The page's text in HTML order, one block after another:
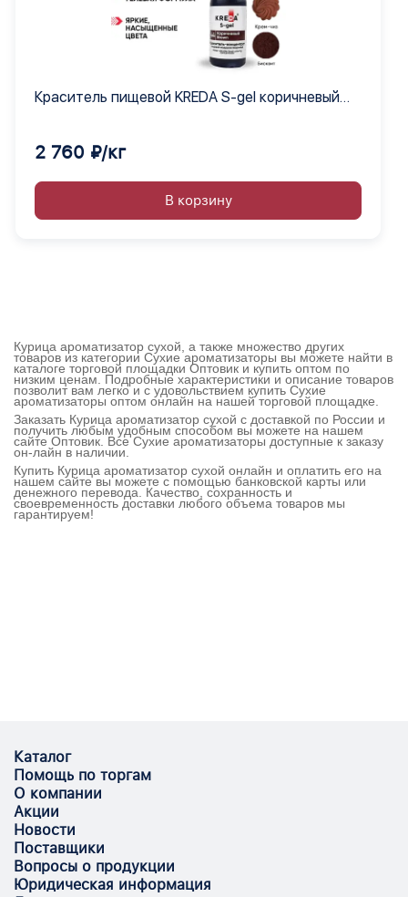
Краситель пищевой KREDA S-gel коричневый
2 760 ₽/кг
В корзину
Курица ароматизатор сухой, а также множество других
товаров из категории Сухие ароматизаторы вы можете найти в
каталоге торговой площадки Оптовик и купить оптом по
низким ценам. Подробные характеристики и описание товаров
позволит вам легко и с удовольствием купить Сухие
ароматизаторы оптом онлайн на нашей торговой площадке.
Заказать Курица ароматизатор сухой с доставкой по России и
получить любым удобным способом вы можете на нашем
сайте Оптовик. Все Сухие ароматизаторы доступные к заказу
он-лайн в наличии.
Купить Курица ароматизатор сухой онлайн и оплатить его на
нашем сайте вы можете с помощью банковской карты или
денежного перевода. Качество, сохранность и
своевременность доставки любого объема товаров мы
гарантируем!
Каталог
Помощь по торгам
О компании
Акции
Новости
Поставщики
Вопросы о продукции
Юридическая информация